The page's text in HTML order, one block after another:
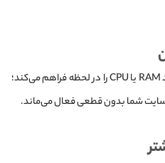
هاست ابری امکان افزایش منابع مانند RAM یا CPU را در لحظه فراهم می‌کند؛
شما بدون قطعی فعال می‌ماند.